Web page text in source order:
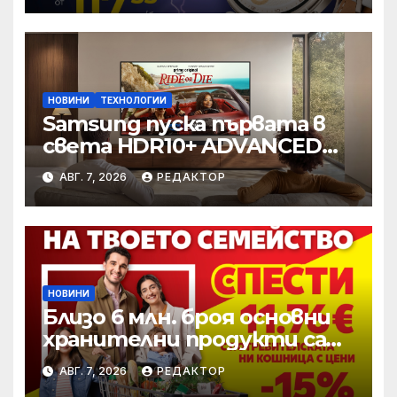
НОВИНИ ТЕХНОЛОГИИ
Samsung пуска първата в
света HDR10+ ADVANCED
стрийминг услуга в Prime
Video
АВГ. 7, 2026 РЕДАКТОР
НОВИНИ
Близо 6 млн. броя основни
хранителни продукти са
закупени от „Кошница с
грижа“ в Kaufland от
АВГ. 7, 2026 РЕДАКТОР